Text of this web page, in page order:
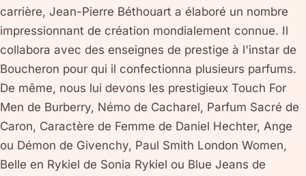
carrière, Jean-Pierre Béthouart a élaboré un nombre
impressionnant de création mondialement connue. Il
collabora avec des enseignes de prestige à l'instar de
Boucheron pour qui il confectionna plusieurs parfums.
De même, nous lui devons les prestigieux Touch For
Men de Burberry, Némo de Cacharel, Parfum Sacré de
Caron, Caractère de Femme de Daniel Hechter, Ange
ou Démon de Givenchy, Paul Smith London Women,
Belle en Rykiel de Sonia Rykiel ou Blue Jeans de